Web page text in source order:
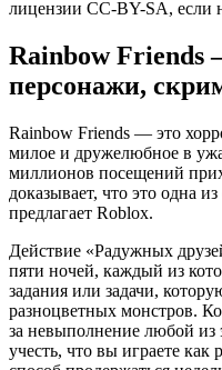
лицензии CC-BY-SA, если
Rainbow Friends
персонажи,
Rainbow Friends — это
милое и дружелюбное в
миллионов посещений
доказывает, что это одна
предлагает Roblox.
Действие «Радужных
пяти ночей, каждый из
задания или задачи,
разноцветных монстров.
за невыполнение любой из
учесть, что вы играете как